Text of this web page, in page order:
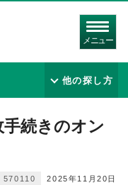
メニュー
他の探し方
続きのオン
2025年11月20日
570110